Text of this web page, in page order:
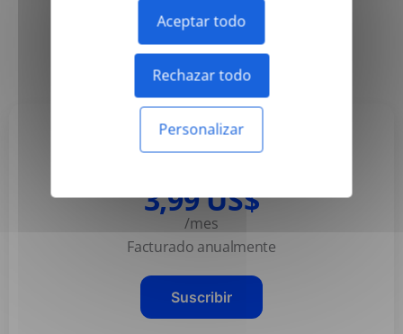
Aceptar todo
Rechazar todo
Personalizar
Mensual Anual
Basic
3,99 US$
/mes
Facturado anualmente
Suscribir